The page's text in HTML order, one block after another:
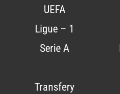
UEFA
Ligue – 1
Serie A
Transfery